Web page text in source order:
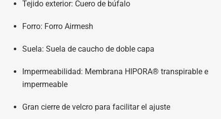
Tejido exterior: Cuero de búfalo
Forro: Forro Airmesh
Suela: Suela de caucho de doble capa
Impermeabilidad: Membrana HIPORA® transpirable e
impermeable
Gran cierre de velcro para facilitar el ajuste